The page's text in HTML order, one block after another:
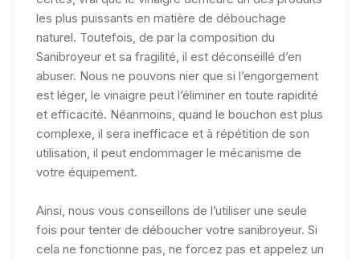
les plus puissants en matière de débouchage
naturel. Toutefois, de par la composition du
Sanibroyeur et sa fragilité, il est déconseillé d’en
abuser. Nous ne pouvons nier que si l’engorgement
est léger, le vinaigre peut l’éliminer en toute rapidité
et efficacité. Néanmoins, quand le bouchon est plus
complexe, il sera inefficace et à répétition de son
utilisation, il peut endommager le mécanisme de
votre équipement.
Ainsi, nous vous conseillons de l’utiliser une seule
fois pour tenter de déboucher votre sanibroyeur. Si
cela ne fonctionne pas, ne forcez pas et appelez un